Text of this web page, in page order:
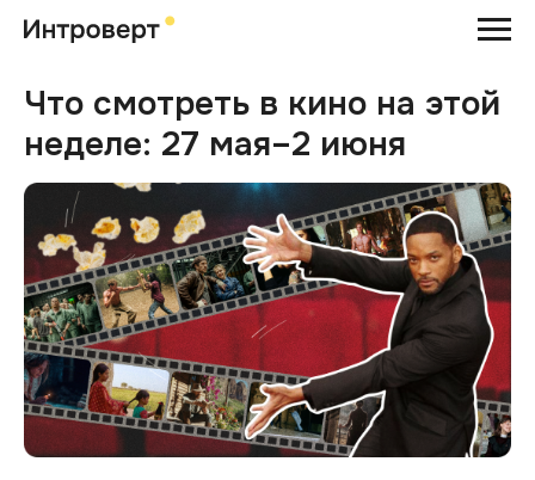
Что смотреть в кино на этой
неделе: 27 мая–2 июня